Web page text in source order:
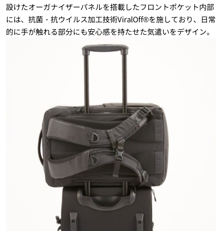
設けたオーガナイザーパネルを搭載したフロントポケット内部
には、抗菌・抗ウイルス加工技術ViralOff®を施しており、日常
的に手が触れる部分にも安心感を持たせた気遣いをデザイン。